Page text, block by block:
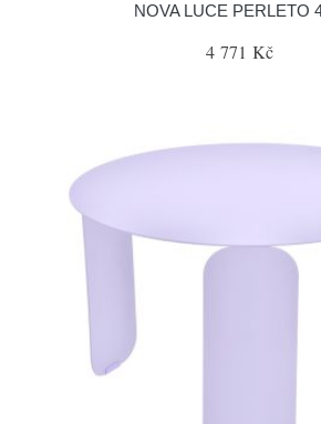
NOVA LUCE PERLETO
4 771 Kč